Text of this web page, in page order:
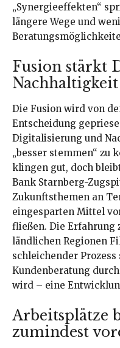
„Synergieeffekten“
längere Wege und
Fusion stärkt
Die Fusion wird von
Entscheidung
Digitalisierung und
„besser stemmen“ zu
klingen gut, doch
Bank Starnberg-
Zukunftsthemen an
eingesparten Mittel
fließen. Die Erfahrung
ländlichen Regionen
schleichender
Kundenberatung
wird – eine
Arbeitsplätze
zumindest